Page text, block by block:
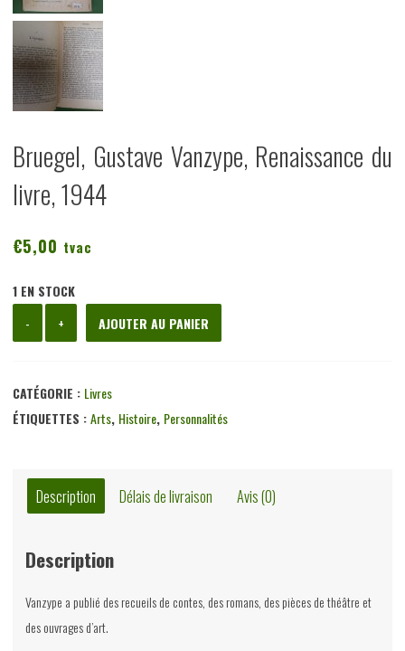
Bruegel, Gustave Vanzype, Renaissance du
livre, 1944
€5,00 tvac
1 EN STOCK
-
de
Gustave
Vanzype,
livre,
1944
+ AJOUTER AU PANIER
CATÉGORIE : Livres
ÉTIQUETTES :Arts, Histoire, Personnalités
Description Délais de livraison Avis (0)
Description
Vanzype a publié des recueils de contes, des romans, des pièces de théâtre et
des ouvrages d’art.